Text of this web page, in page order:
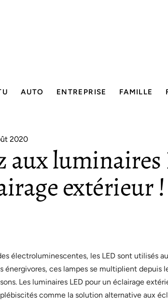
AUTO ENTREPRISE FAMILLE
2020
aux
extérieur !
électroluminescentes, les LED sont utilisés
énergivores, ces lampes se multiplient depuis
Les luminaires LED pour un éclairage
comme la solution alternative aux